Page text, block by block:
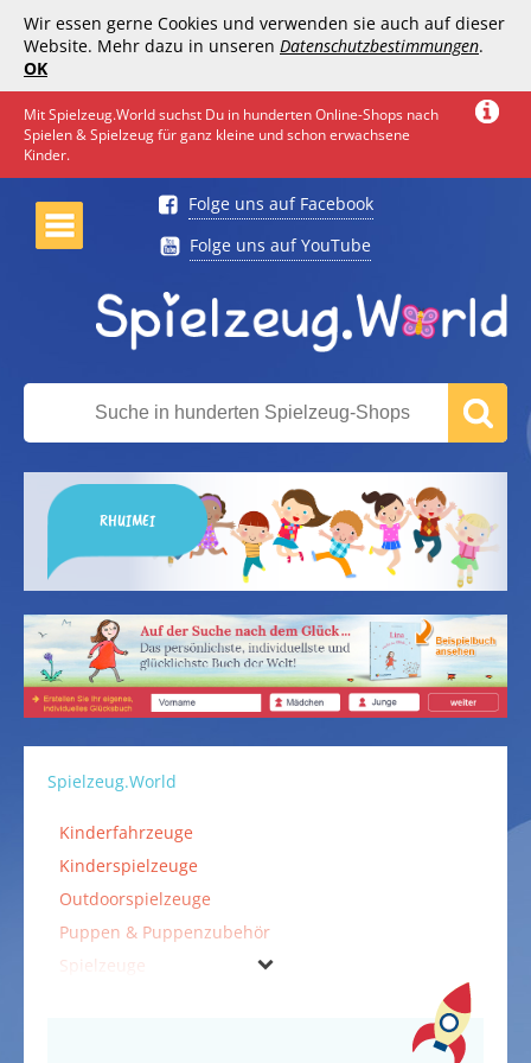
Wir essen gerne Cookies und verwenden sie auch auf dieser
Website. Mehr dazu in unseren Datenschutzbestimmungen.
OK
Mit Spielzeug.World suchst Du in hunderten Online-Shops nach
Spielen & Spielzeug für ganz kleine und schon erwachsene
Kinder.
Folge uns auf Facebook
Folge uns auf YouTube
RHUIMEI
Spielzeug.World
Kinderfahrzeuge
Kinderspielzeuge
Outdoorspielzeuge
Puppen & Puppenzubehör
Spielzeuge